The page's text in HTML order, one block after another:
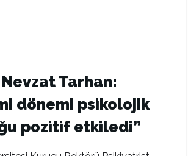
Tarhan:
dönemi psikolojik
pozitif etkiledi”